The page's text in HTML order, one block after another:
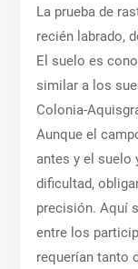
La prueba de
recién labrado,
El suelo es
similar a los
Colonia-
Aunque el
antes y el suelo
dificultad,
precisión. Aquí
entre los
requerían tanto